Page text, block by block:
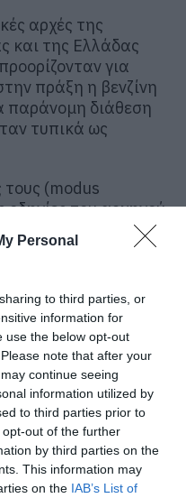
Personal
to third parties, or
information for
use the below opt-out
note that after your
continue seeing
information utilized by
to third parties prior to
out of the further
by third parties on the
This information may
on the IAB’s List of
αρχές της
και της Ελλάδας
για
πράξη η βενζίνη
παράνομη διάθεση
τυπικά ως
(modus
του αρχηγού
από την Ιταλία
τα οποία ήταν
εκάστοτε
Τα προϊόντα
σε ειδικό φόρο
προσχηματικά ότι
εταιρεία, με τόπο
δήθεν
ενώ στην
για να
εξαγωγής